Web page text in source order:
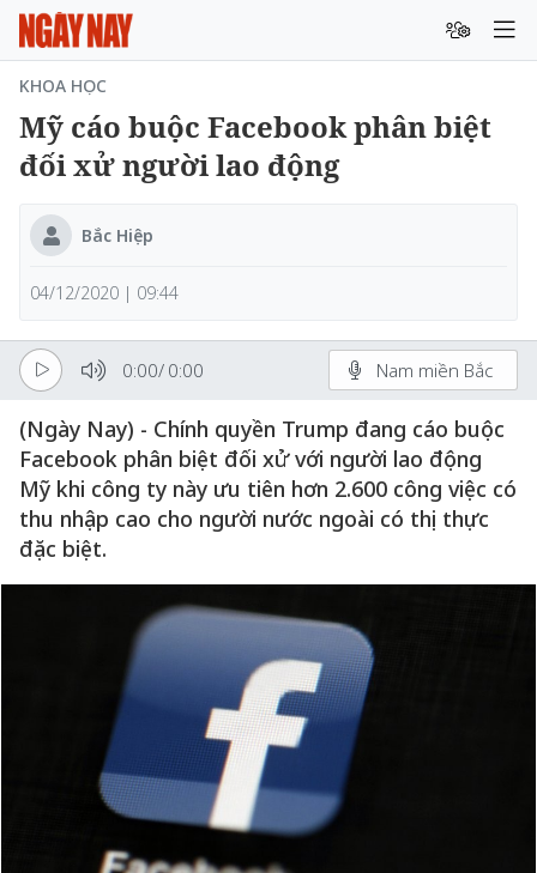
KHOA HỌC
Mỹ cáo buộc Facebook phân biệt
đối xử người lao động
Bắc Hiệp
04/12/2020 | 09:44
0:00/ 0:00 Nam miền Bắc
(Ngày Nay) - Chính quyền Trump đang cáo buộc
Facebook phân biệt đối xử với người lao động
Mỹ khi công ty này ưu tiên hơn 2.600 công việc có
thu nhập cao cho người nước ngoài có thị thực
đặc biệt.